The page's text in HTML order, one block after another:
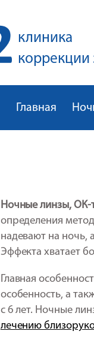
клиника
коррекции
Главная
Ночные линзы, ОК-
определения
надевают на ночь,
Эффекта хватает
Главная
особенность, а
с 6 лет. Ночные
лечению